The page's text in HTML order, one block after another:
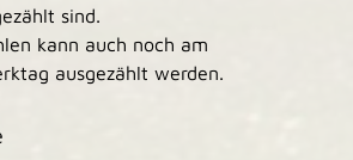
sind.
kann auch noch am
ausgezählt werden.